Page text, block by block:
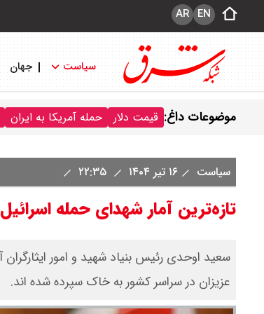
EN
AR
سیاست جهان
موضوعات داغ: قیمت دلار حمله آمریکا به ایران
سیاست ۱۶ تیر ۱۴۰۴
تازه‌ترین آمار شهدای حمله
عزیزان در سراسر کشور به خاک سپرده شده اند.